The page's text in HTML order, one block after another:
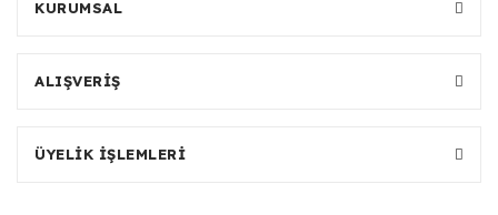
KURUMSAL
ALIŞVERİŞ
ÜYELİK İŞLEMLERİ